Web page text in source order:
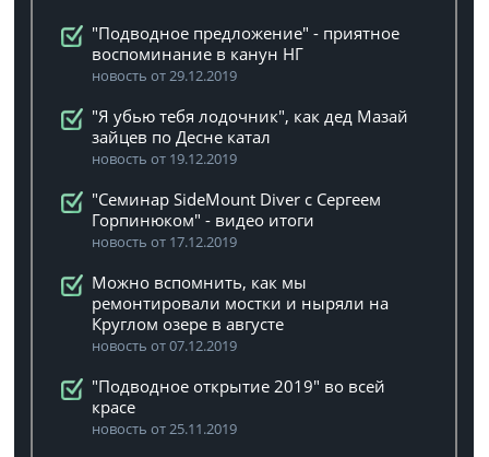
"Подводное предложение" - приятное
воспоминание в канун НГ
новость от 29.12.2019
"Я убью тебя лодочник", как дед Мазай
зайцев по Десне катал
новость от 19.12.2019
"Семинар SideMount Diver с Сергеем
Горпинюком" - видео итоги
новость от 17.12.2019
Можно вспомнить, как мы
ремонтировали мостки и ныряли на
Круглом озере в августе
новость от 07.12.2019
"Подводное открытие 2019" во всей
красе
новость от 25.11.2019